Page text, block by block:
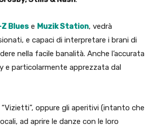
Blues e Muzik Station, vedrà
e capaci di interpretare i brani di
nella facile banalità. Anche l’accurata
e particolarmente apprezzata dal
“Vizietti”, oppure gli aperitivi (intanto che
ad aprire le danze con le loro